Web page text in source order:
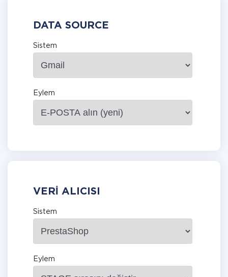
DATA SOURCE
Sistem
Eylem
VERI ALICISI
Sistem
Eylem